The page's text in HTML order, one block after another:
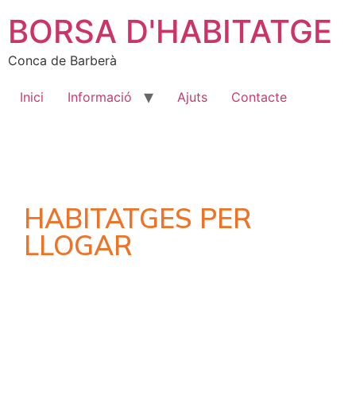
BORSA D'HABITATGE
Conca de Barberà
Inici Informació Ajuts Contacte
HABITATGES PER
LLOGAR